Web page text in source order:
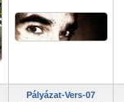
Pályázat-Vers-07